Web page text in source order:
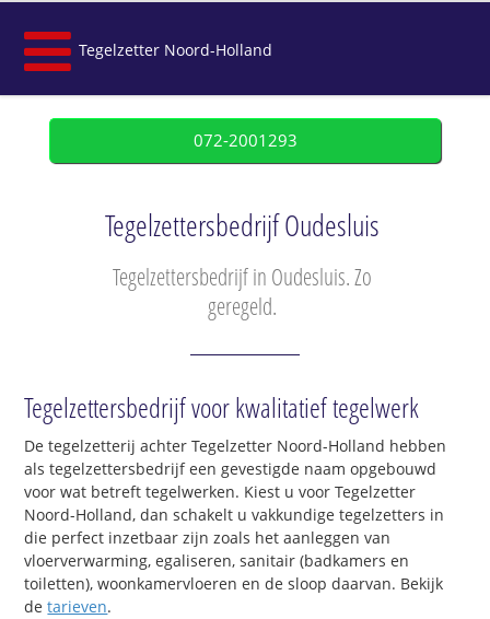
Tegelzetter Noord-Holland
072-2001293
Tegelzettersbedrijf Oudesluis
Tegelzettersbedrijf in Oudesluis. Zo
geregeld.
Tegelzettersbedrijf voor kwalitatief tegelwerk
De tegelzetterij achter Tegelzetter Noord-Holland hebben
als tegelzettersbedrijf een gevestigde naam opgebouwd
voor wat betreft tegelwerken. Kiest u voor Tegelzetter
Noord-Holland, dan schakelt u vakkundige tegelzetters in
die perfect inzetbaar zijn zoals het aanleggen van
vloerverwarming, egaliseren, sanitair (badkamers en
toiletten), woonkamervloeren en de sloop daarvan. Bekijk
detarieven.